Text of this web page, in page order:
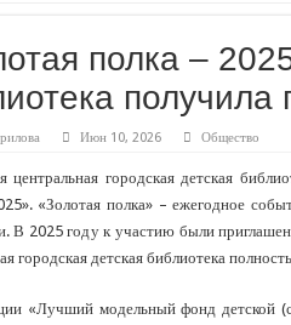
Купальный сезон:
Абаканские лагеря
В Росгвардии
Водолазы проверили
«Гавань» приглашает
полка –
получила
Июн 10, 2026 Общество
центральная городская детская
«Золотая полка» – ежегодное
В 2025 году к участию были
городская детская библиотека
«Лучший модельный фонд детской